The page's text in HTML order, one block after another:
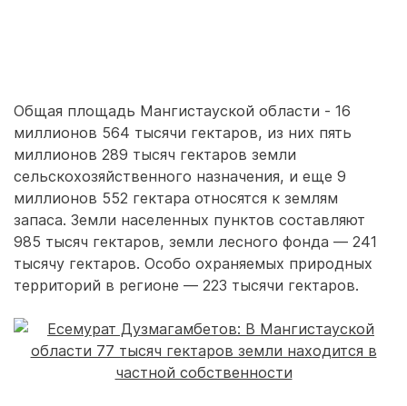
Общая площадь Мангистауской области - 16
миллионов 564 тысячи гектаров, из них пять
миллионов 289 тысяч гектаров земли
сельскохозяйственного назначения, и еще 9
миллионов 552 гектара относятся к землям
запаса. Земли населенных пунктов составляют
985 тысяч гектаров, земли лесного фонда — 241
тысячу гектаров. Особо охраняемых природных
территорий в регионе — 223 тысячи гектаров.